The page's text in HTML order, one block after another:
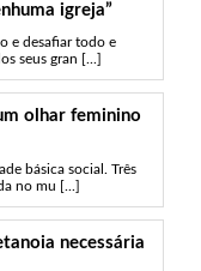
igreja”
e desafiar todo e
seus gran [...]
olhar feminino
básica social. Três
no mu [...]
necessária